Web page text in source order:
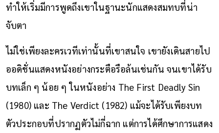
ทำให้เริ่มมีการพูดถึงเขาในฐานะนักแสดงสมทบที่น่า
จับตา
ไม่ใช่เพียงละครเวทีเท่านั้นที่เขาสนใจ เขายังเดินสายไป
ออดิชั่นแสดงหนังอย่างกระตือรือล้นเช่นกัน จนเขาได้รับ
บทเล็ก ๆ น้อย ๆ ในหนังอย่าง The First Deadly Sin
(1980) และ The Verdict (1982) แม้จะได้รับเพียงบท
ตัวประกอบที่ปรากฏตัวไม่กี่ฉาก แต่การได้ศึกษาการแสดง